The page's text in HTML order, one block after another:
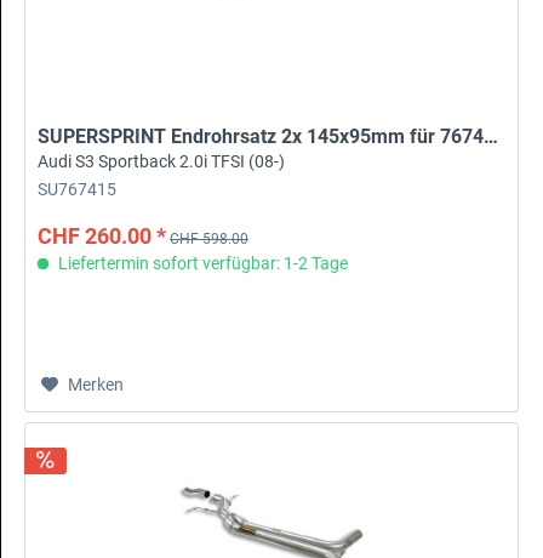
SUPERSPRINT Endrohrsatz 2x 145x95mm für 767404
Audi S3 Sportback 2.0i TFSI (08-)
SU767415
CHF 260.00 * CHF 598.00
Liefertermin sofort verfügbar: 1-2 Tage
Merken